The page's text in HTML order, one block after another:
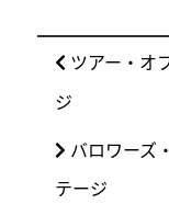
前
の
稿:
ツアー・オ
ジ
次
バロワーズ
テージ